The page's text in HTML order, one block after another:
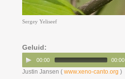
Sergey Yeliseef
Geluid:
00:00 00:00
Justin Jansen ( www.xeno-canto.org )